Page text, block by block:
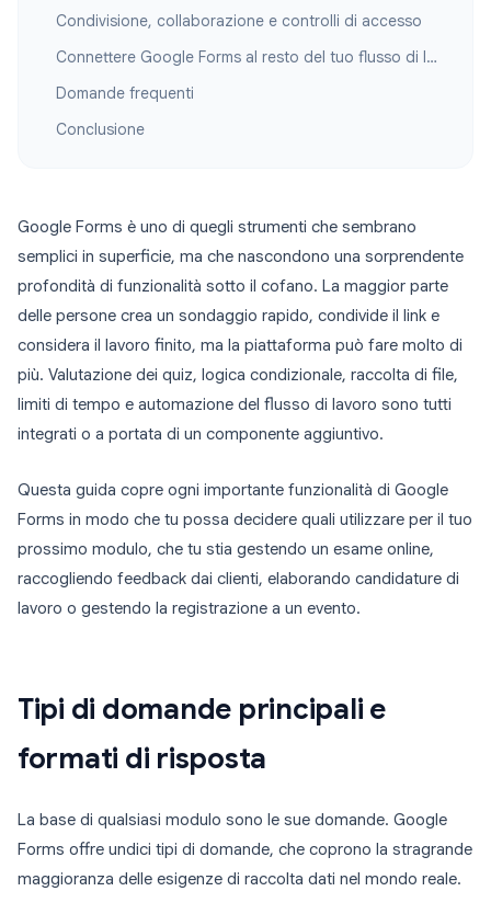
Condivisione, collaborazione e controlli di accesso
Connettere Google Forms al resto del tuo flusso di lavoro
Domande frequenti
Conclusione
Google Forms è uno di quegli strumenti che sembrano
semplici in superficie, ma che nascondono una sorprendente
profondità di funzionalità sotto il cofano. La maggior parte
delle persone crea un sondaggio rapido, condivide il link e
considera il lavoro finito, ma la piattaforma può fare molto di
più. Valutazione dei quiz, logica condizionale, raccolta di file,
limiti di tempo e automazione del flusso di lavoro sono tutti
integrati o a portata di un componente aggiuntivo.
Questa guida copre ogni importante funzionalità di Google
Forms in modo che tu possa decidere quali utilizzare per il tuo
prossimo modulo, che tu stia gestendo un esame online,
raccogliendo feedback dai clienti, elaborando candidature di
lavoro o gestendo la registrazione a un evento.
Tipi di domande principali e
formati di risposta
La base di qualsiasi modulo sono le sue domande. Google
Forms offre undici tipi di domande, che coprono la stragrande
maggioranza delle esigenze di raccolta dati nel mondo reale.